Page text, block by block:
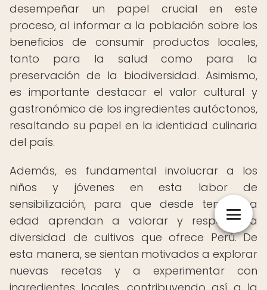
desempeñar un papel crucial en este
proceso, al informar a la población sobre los
beneficios de consumir productos locales,
tanto para la salud como para la
preservación de la biodiversidad. Asimismo,
es importante destacar el valor cultural y
gastronómico de los ingredientes autóctonos,
resaltando su papel en la identidad culinaria
del país.
Además, es fundamental involucrar a los
niños y jóvenes en esta labor de
sensibilización, para que desde temprana
edad aprendan a valorar y respetar la
diversidad de cultivos que ofrece Perú. De
esta manera, se sientan motivados a explorar
nuevas recetas y a experimentar con